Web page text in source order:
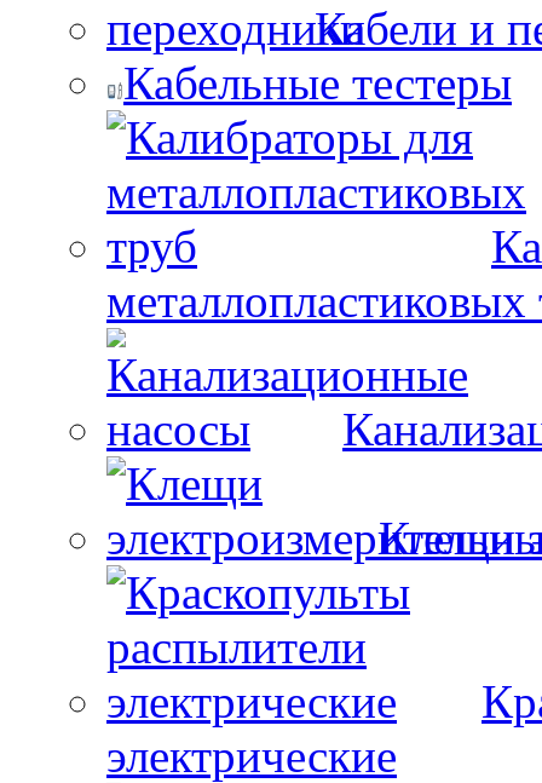
Кабели и
Кабельные тестеры
металлопластиковых
Клещи
электрические